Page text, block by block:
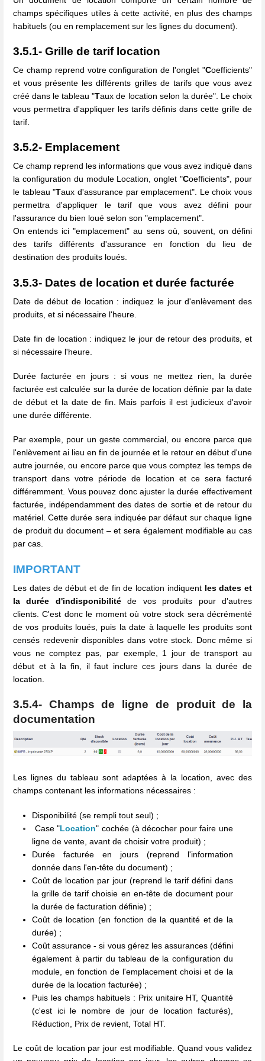
champs spécifiques utiles à cette activité, en plus des champs
habituels (ou en remplacement sur les lignes du document).
3.5.1- Grille de tarif location
Ce champ reprend votre configuration de l'onglet "Coefficients"
et vous présente les différents grilles de tarifs que vous avez
créé dans le tableau "Taux de location selon la durée". Le choix
vous permettra d'appliquer les tarifs définis dans cette grille de
tarif.
3.5.2- Emplacement
Ce champ reprend les informations que vous avez indiqué dans
la configuration du module Location, onglet "Coefficients", pour
le tableau "Taux d'assurance par emplacement". Le choix vous
permettra d'appliquer le tarif que vous avez défini pour
l'assurance du bien loué selon son "emplacement".
On entends ici "emplacement" au sens où, souvent, on défini
des tarifs différents d'assurance en fonction du lieu de
destination des produits loués.
3.5.3- Dates de location et durée facturée
Date de début de location : indiquez le jour d'enlèvement des
produits, et si nécessaire l'heure.
Date fin de location : indiquez le jour de retour des produits, et
si nécessaire l'heure.
Durée facturée en jours : si vous ne mettez rien, la durée
facturée est calculée sur la durée de location définie par la date
de début et la date de fin. Mais parfois il est judicieux d'avoir
une durée différente.
Par exemple, pour un geste commercial, ou encore parce que
l'enlèvement ai lieu en fin de journée et le retour en début d'une
autre journée, ou encore parce que vous comptez les temps de
transport dans votre période de location et ce sera facturé
différemment. Vous pouvez donc ajuster la durée effectivement
facturée, indépendamment des dates de sortie et de retour du
matériel. Cette durée sera indiquée par défaut sur chaque ligne
de produit du document – et sera également modifiable au cas
par cas.
IMPORTANT
Les dates de début et de fin de location indiquent les dates et
la durée d'indisponibilitéde vos produits pour d'autres
clients. C'est donc le moment où votre stock sera décrémenté
de vos produits loués, puis la date à laquelle les produits sont
censés redevenir disponibles dans votre stock. Donc même si
vous ne comptez pas, par exemple, 1 jour de transport au
début et à la fin, il faut inclure ces jours dans la durée de
location.
3.5.4- Champs de ligne de produit de la
documentation
Les lignes du tableau sont adaptées à la location, avec des
champs contenant les informations nécessaires :
Disponibilité (se rempli tout seul) ;
Case "Location" cochée (à décocher pour faire une
ligne de vente, avant de choisir votre produit) ;
Durée facturée en jours (reprend l'information
donnée dans l'en-tête du document) ;
Coût de location par jour (reprend le tarif défini dans
la grille de tarif choisie en en-tête de document pour
la durée de facturation définie) ;
Coût de location (en fonction de la quantité et de la
durée) ;
Coût assurance - si vous gérez les assurances (défini
également à partir du tableau de la configuration du
module, en fonction de l'emplacement choisi et de la
durée de la location facturée) ;
Puis les champs habituels : Prix unitaire HT, Quantité
(c'est ici le nombre de jour de location facturés),
Réduction, Prix de revient, Total HT.
Le coût de location par jour est modifiable. Quand vous validez